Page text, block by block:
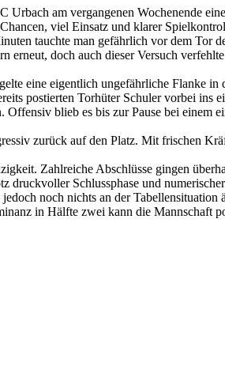
Urbach am vergangenen Wochenende
viel Einsatz und klarer
tauchte man gefährlich vor dem
erneut, doch auch dieser Versuch
eine eigentlich ungefährliche Flanke
postierten Torhüter Schuler vorbei ins
blieb es bis zur Pause bei einem
zurück auf den Platz. Mit frischen
Zahlreiche Abschlüsse gingen
druckvoller Schlussphase und
noch nichts an der
in Hälfte zwei kann die Mannschaft